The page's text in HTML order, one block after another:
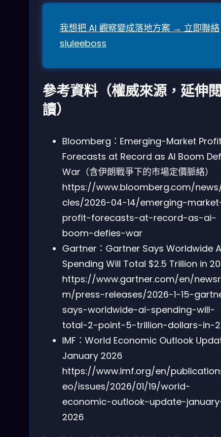
我想把 AI 觀察變成落地方案 → 立即聯絡
siuleeboss
參考資料（權威來源，延伸
讀）
Bloomberg：Emerging-Market
Forecasts at Record as AI Boom
War（含伊朗戰爭下的市場定價脈絡）
https://www.bloomberg.com/
cles/2026-04-14/emerging-
profit-forecasts-at-record-as-ai-
boom-defies-war
Gartner：Gartner Says Worldwide
Spending Will Total $2.5 Trillion in
https://www.gartner.com/en/
m/press-releases/2026-1-15-
says-worldwide-ai-spending-will-
total-2-point-5-trillion-dollars-in-
IMF：World Economic Outlook
January 2026
https://www.imf.org/en/
eo/issues/2026/01/19/world-
economic-outlook-update-
2026